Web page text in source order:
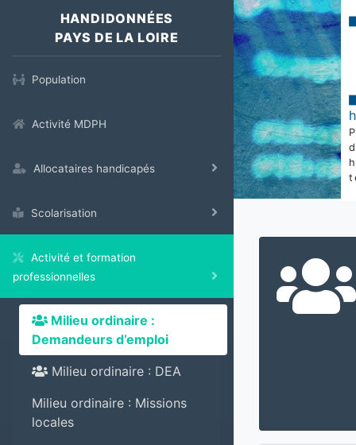
HANDIDONNÉES
PAYS DE LA LOIRE
Population
Activité MDPH
Allocataires handicapés
Scolarisation
Activité et formation
professionnelles
Milieu ordinaire :
Demandeurs d’emploi
Milieu ordinaire : DEA
Milieu ordinaire : Missions
locales